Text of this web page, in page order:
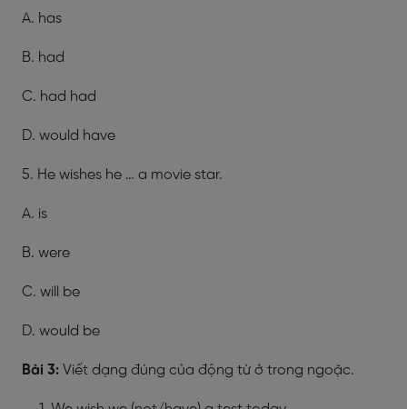
A. has
B. had
C. had had
D. would have
5. He wishes he … a movie star.
A. is
B. were
C. will be
D. would be
Bài 3: Viết dạng đúng của động từ ở trong ngoặc.